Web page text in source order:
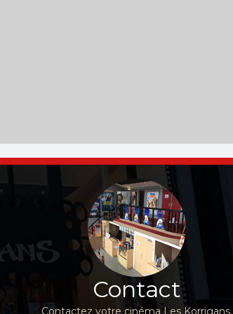
Contact
Contactez votre cinéma Les Korrigans,